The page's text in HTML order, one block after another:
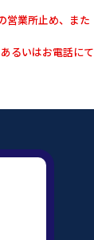
営業所止め、また
るいはお電話にて